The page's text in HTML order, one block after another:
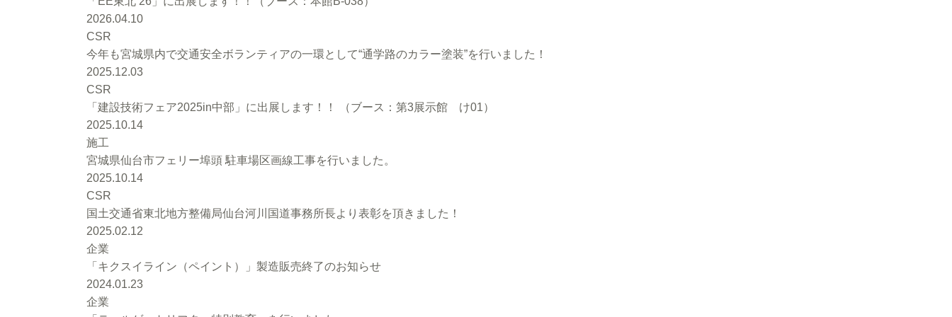
2026.04.10
CSR
今年も宮城県内で交通安全ボランティアの一環として“通学路のカラー塗装”を行いました！
2025.12.03
CSR
「建設技術フェア2025in中部」に出展します！！ （ブース：第3展示館 け01）
2025.10.14
施工
宮城県仙台市フェリー埠頭 駐車場区画線工事を行いました。
2025.10.14
CSR
国土交通省東北地方整備局仙台河川国道事務所長より表彰を頂きました！
2025.02.12
企業
「キクスイライン（ペイント）」製造販売終了のお知らせ
2024.01.23
企業